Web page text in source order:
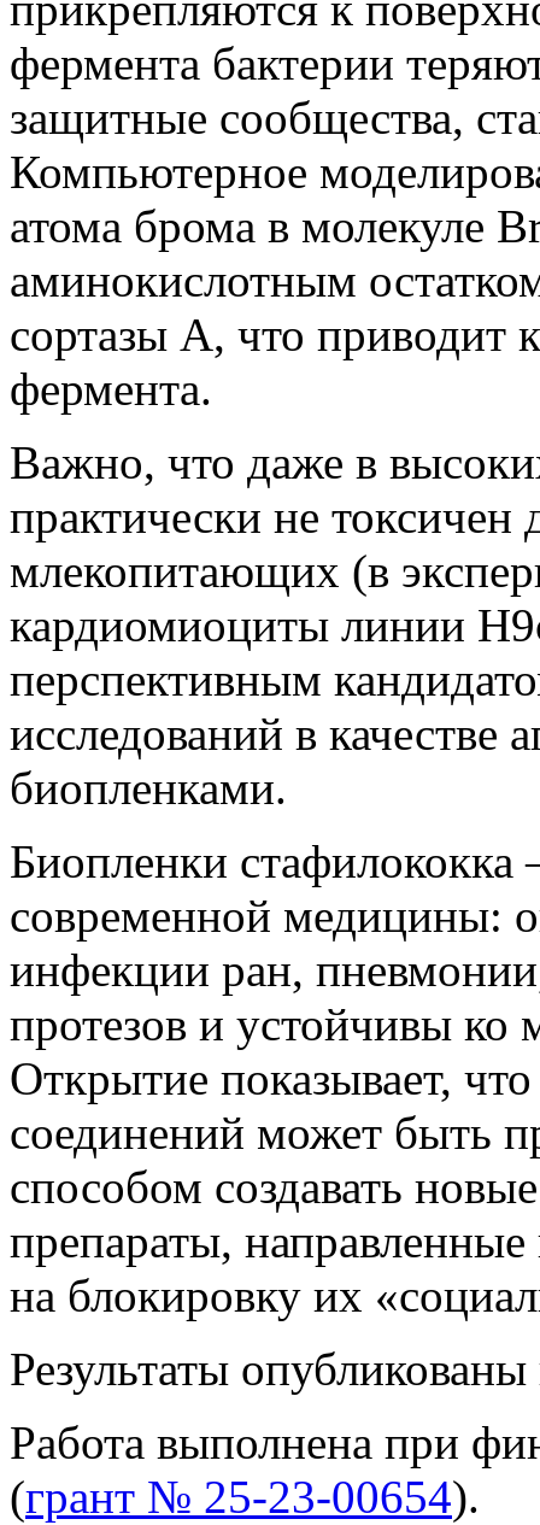
фермента бактерии
защитные сообщества,
Компьютерное
атома брома в молекуле
аминокислотным
сортазы А, что приводит
фермента.
Важно, что даже в
практически не
млекопитающих (в
кардиомиоциты линии
перспективным
исследований в качестве
биопленками.
Биопленки стафилококка
современной медицины:
инфекции ран,
протезов и устойчивы ко
Открытие показывает,
соединений может быть
способом создавать
препараты,
на блокировку их
Результаты
Работа выполнена при
(грант № 25-23-00654).